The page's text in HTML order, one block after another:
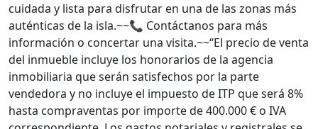
cuidada y lista para disfrutar en una de las zonas más
auténticas de la isla.~~📞 Contáctanos para más
información o concertar una visita.~~“El precio de venta
del inmueble incluye los honorarios de la agencia
inmobiliaria que serán satisfechos por la parte
vendedora y no incluye el impuesto de ITP que será 8%
hasta compraventas por importe de 400.000 € o IVA